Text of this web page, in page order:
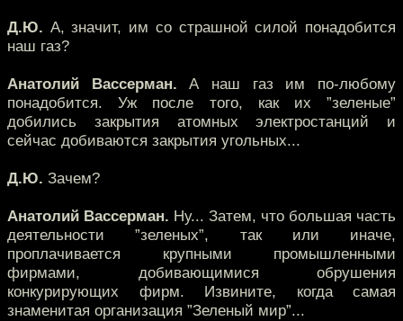
Д.Ю. А, значит, им со страшной силой понадобится
наш газ?
Анатолий Вассерман. А наш газ им по-любому
понадобится. Уж после того, как их ”зеленые”
добились закрытия атомных электростанций и
сейчас добиваются закрытия угольных...
Д.Ю. Зачем?
Анатолий Вассерман. Ну... Затем, что большая часть
деятельности ”зеленых”, так или иначе,
проплачивается крупными промышленными
фирмами, добивающимися обрушения
конкурирующих фирм. Извините, когда самая
знаменитая организация ”Зеленый мир”...